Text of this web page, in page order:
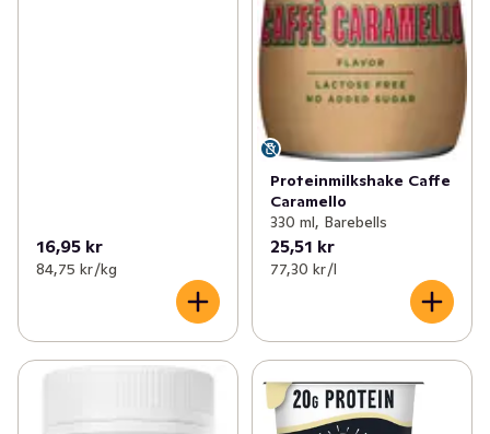
16,95 kr
84,75 kr /kg
Proteinmilkshake Caffe
Caramello
330 ml, Barebells
25,51 kr
77,30 kr /l